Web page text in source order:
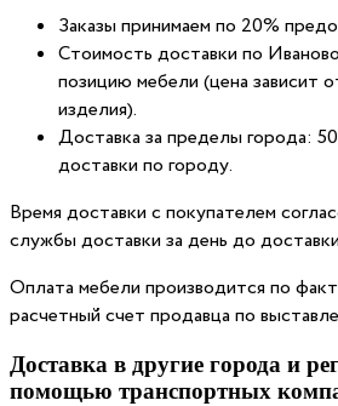
Заказы принимаем по 20%
Стоимость доставки по
позицию мебели (цена зависит
изделия).
Доставка за пределы города:
доставки по городу.
Время доставки с покупателем
службы доставки за день до
Оплата мебели производится по
расчетный счет продавца по
Доставка в другие города и
помощью транспортных